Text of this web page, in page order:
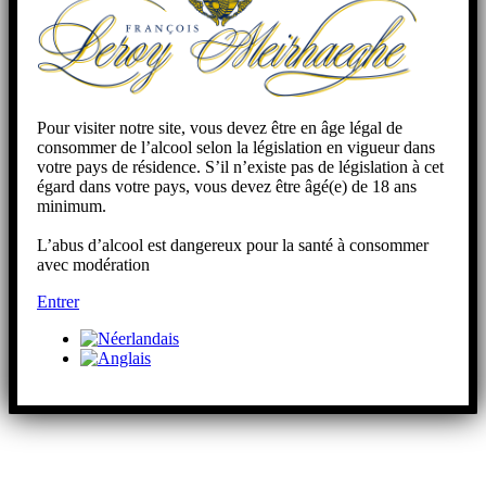
Pour visiter notre site, vous devez être en âge légal de
consommer de l’alcool selon la législation en vigueur dans
votre pays de résidence. S’il n’existe pas de législation à cet
égard dans votre pays, vous devez être âgé(e) de 18 ans
minimum.
L’abus d’alcool est dangereux pour la santé à consommer
avec modération
Entrer